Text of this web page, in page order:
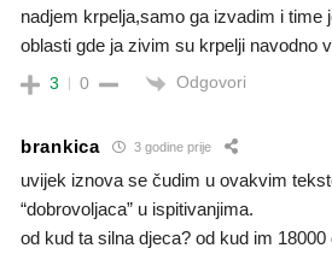
nadjem krpelja,samo ga izvadim i time
oblasti gde ja zivim su krpelji navodno
3 0 Odgovori
brankica 3 godine prije
uvijek iznova se čudim u ovakvim
“dobrovoljaca” u ispitivanjima.
od kud ta silna djeca? od kud im 18000